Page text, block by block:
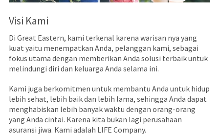
Visi Kami
Di Great Eastern, kami terkenal karena warisan nya yang
kuat yaitu menempatkan Anda, pelanggan kami, sebagai
fokus utama dengan memberikan Anda solusi terbaik untuk
melindungi diri dan keluarga Anda selama ini.
Kami juga berkomitmen untuk membantu Anda untuk hidup
lebih sehat, lebih baik dan lebih lama, sehingga Anda dapat
menghabiskan lebih banyak waktu dengan orang-orang
yang Anda cintai. Karena kita bukan lagi perusahaan
asuransi jiwa. Kami adalah LIFE Company.